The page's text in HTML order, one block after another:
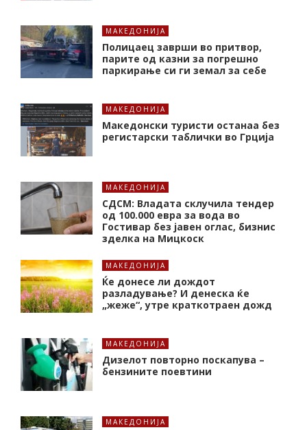
МАКЕДОНИЈА
Полицаец заврши во притвор,
парите од казни за погрешно
паркирање си ги земал за себе
МАКЕДОНИЈА
Македонски туристи останаа без
регистарски таблички во Грција
МАКЕДОНИЈА
СДСМ: Владата склучила тендер
од 100.000 евра за вода во
Гостивар без јавен оглас, бизнис
зделка на Мицкоск
МАКЕДОНИЈА
Ќе донесе ли дождот
разладување? И денеска ќе
„жеже“, утре краткотраен дожд
МАКЕДОНИЈА
Дизелот повторно поскапува –
бензините поевтини
МАКЕДОНИЈА